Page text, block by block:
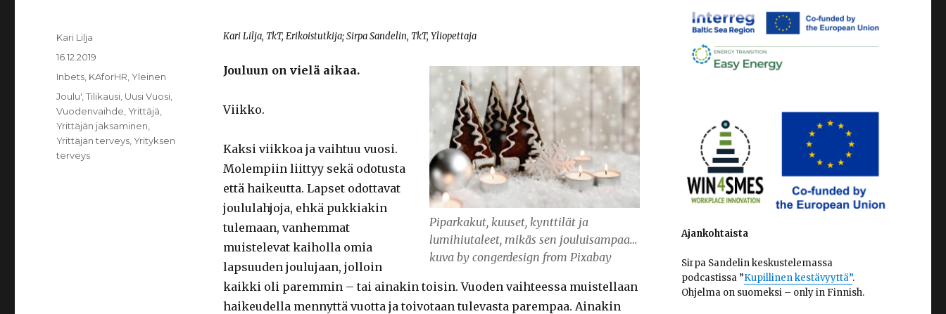
Kari Lilja, TkT, Erikoistutkija; Sirpa Sandelin, TkT, Yliopettaja
Piparkakut, kuuset, kynttilät ja
lumihiutaleet, mikäs sen jouluisampaa…
kuva by congerdesign from Pixabay
Jouluun on vielä aikaa.
Viikko.
Kaksi viikkoa ja vaihtuu vuosi.
Molempiin liittyy sekä odotusta
että haikeutta. Lapset odottavat
joululahjoja, ehkä pukkiakin
tulemaan, vanhemmat
muistelevat kaiholla omia
lapsuuden joulujaan, jolloin
kaikki oli paremmin – tai ainakin toisin. Vuoden vaihteessa muistellaan
haikeudella mennyttä vuotta ja toivotaan tulevasta parempaa. Ainakin
Kirjoittaja
Kari Lilja
Julkaistu
16.12.2019
Kategoriat
Inbets KAforHR ,Yleinen
Avainsanat
Joulu' ,Tilikausi Uusi Vuosi
Vuodenvaihde ,Yrittäjä
Yrittäjän jaksaminen
Yrittäjän terveys ,Yrityksen
terveys
Ajankohtaista
Sirpa Sandelin keskustelemassa
podcastissa ”Kupillinen kestävyyttä”.
Ohjelma on suomeksi – only in Finnish.